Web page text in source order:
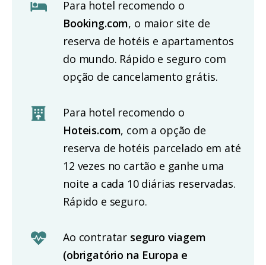
Para hotel recomendo o
Booking.com, o maior site de
reserva de hotéis e apartamentos
do mundo. Rápido e seguro com
opção de cancelamento grátis.
Para hotel recomendo o
Hoteis.com, com a opção de
reserva de hotéis parcelado em até
12 vezes no cartão e ganhe uma
noite a cada 10 diárias reservadas.
Rápido e seguro.
Ao contratar seguro viagem
(obrigatório na Europa e